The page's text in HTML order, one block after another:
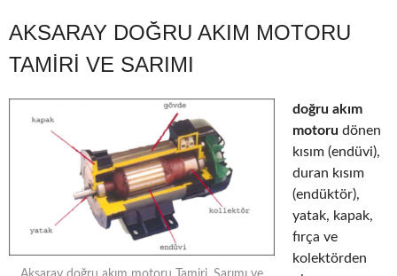
AKSARAY DOĞRU AKIM MOTORU
TAMIRI VE SARIMI
doğru akım
motoru dönen
kısım (endüvi),
duran kısım
(endüktör),
yatak, kapak,
fırça ve
kolektörden